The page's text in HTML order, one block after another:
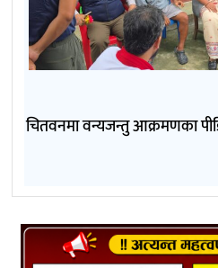
चितवनमा वन्यजन्तु आक्रमणका